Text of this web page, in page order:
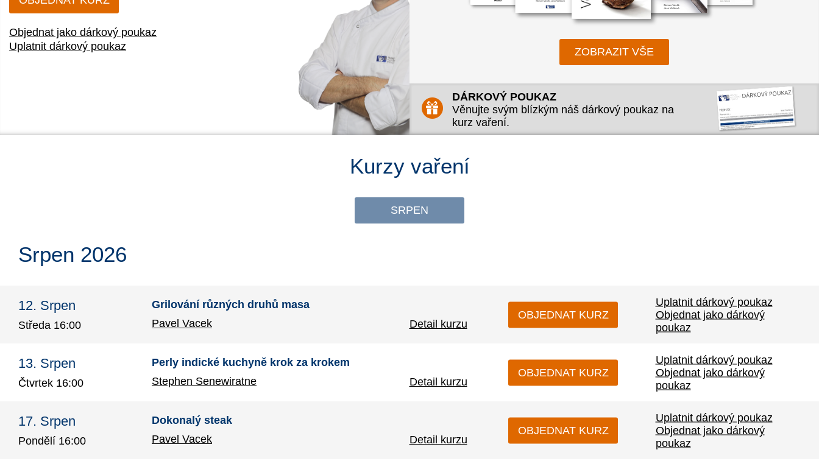
Objednat jako dárkový poukaz
Uplatnit dárkový poukaz
ZOBRAZIT VŠE
DÁRKOVÝ POUKAZ
Věnujte svým blízkým náš dárkový poukaz na
kurz vaření.
Kurzy vaření
SRPEN
Srpen 2026
12. Srpen
Středa 16:00
Grilování různých druhů masa
Pavel Vacek
Detail kurzu
OBJEDNAT KURZ
Uplatnit dárkový poukaz
Objednat jako dárkový
poukaz
13. Srpen
Čtvrtek 16:00
Perly indické kuchyně krok za krokem
Stephen Senewiratne
Detail kurzu
OBJEDNAT KURZ
Uplatnit dárkový poukaz
Objednat jako dárkový
poukaz
17. Srpen
Pondělí 16:00
Dokonalý steak
Pavel Vacek
Detail kurzu
OBJEDNAT KURZ
Uplatnit dárkový poukaz
Objednat jako dárkový
poukaz